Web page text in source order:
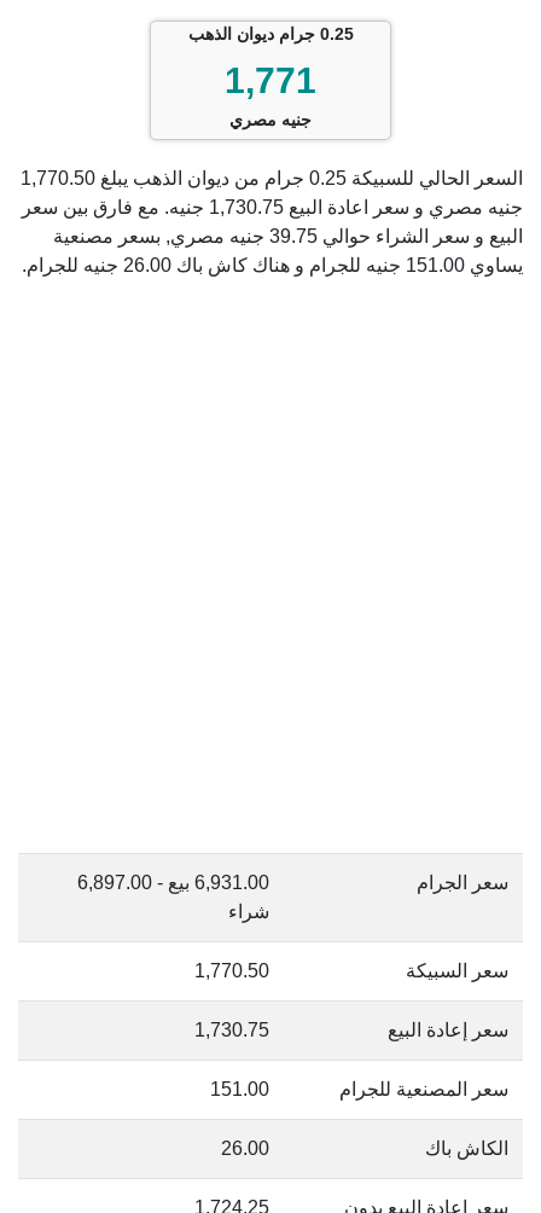
0.25 جرام ديوان الذهب
1,771
جنيه مصري
السعر الحالي للسبيكة 0.25 جرام من ديوان الذهب يبلغ 1,770.50
جنيه مصري و سعر اعادة البيع 1,730.75 جنيه. مع فارق بين سعر
البيع و سعر الشراء حوالي 39.75 جنيه مصري, بسعر مصنعية
يساوي 151.00 جنيه للجرام و هناك كاش باك 26.00 جنيه للجرام.
سعر الجرام
6,931.00 بيع - 6,897.00
شراء
سعر السبيكة 1,770.50
سعر إعادة البيع 1,730.75
سعر المصنعية للجرام 151.00
الكاش باك 26.00
سعر إعادة البيع بدون 1,724.25